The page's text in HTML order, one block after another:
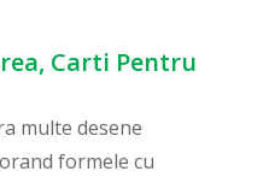
Carti Pentru
multe desene
formele cu